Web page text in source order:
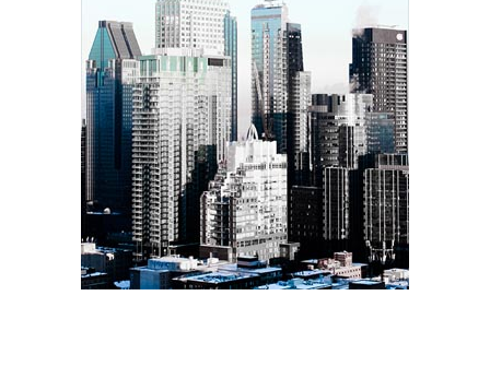
July 01, 2020